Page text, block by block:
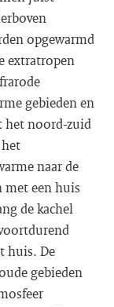
opgewarmd
extratropen
gebieden en
het noord-zuid
naar de
met een huis
de kachel
huis. De
gebieden